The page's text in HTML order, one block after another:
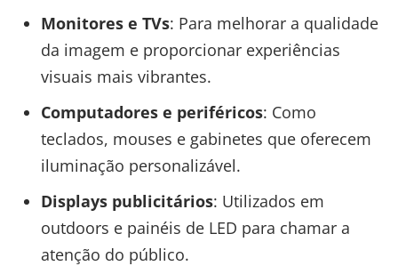
Monitores e TVs: Para melhorar a qualidade
da imagem e proporcionar experiências
visuais mais vibrantes.
Computadores e periféricos: Como
teclados, mouses e gabinetes que oferecem
iluminação personalizável.
Displays publicitários: Utilizados em
outdoors e painéis de LED para chamar a
atenção do público.